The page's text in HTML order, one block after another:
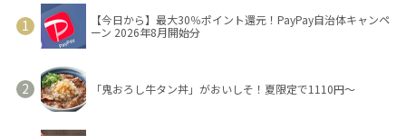
【今日から】最大30％ポイント還元！PayPay自治体キャンペ
ーン 2026年8月開始分
「鬼おろし牛タン丼」がおいしそ！夏限定で1110円～